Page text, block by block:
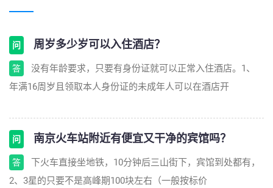
问 周岁多少岁可以入住酒店？
答
没有年龄要求，只要有身份证就可以正常入住酒店。1、
年满16周岁且领取本人身份证的未成年人可以在酒店开
问 南京火车站附近有便宜又干净的宾馆吗？
答
下火车直接坐地铁，10分钟后三山街下，宾馆到处都有，
2、3星的只要不是高峰期100块左右（一般按标价